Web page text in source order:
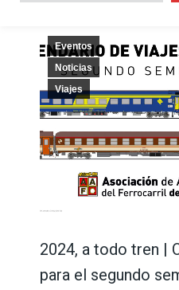
Eventos
Noticias
Viajes
2024, a todo tren |
para el segundo